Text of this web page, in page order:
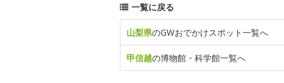
一覧に戻る
山梨県のGWおでかけスポット一覧へ
甲信越の博物館・科学館一覧へ